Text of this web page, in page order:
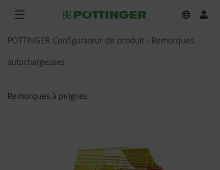
PÖTTINGER Configurateur de produit - Remorques
autochargeuses
Remorques à peignes